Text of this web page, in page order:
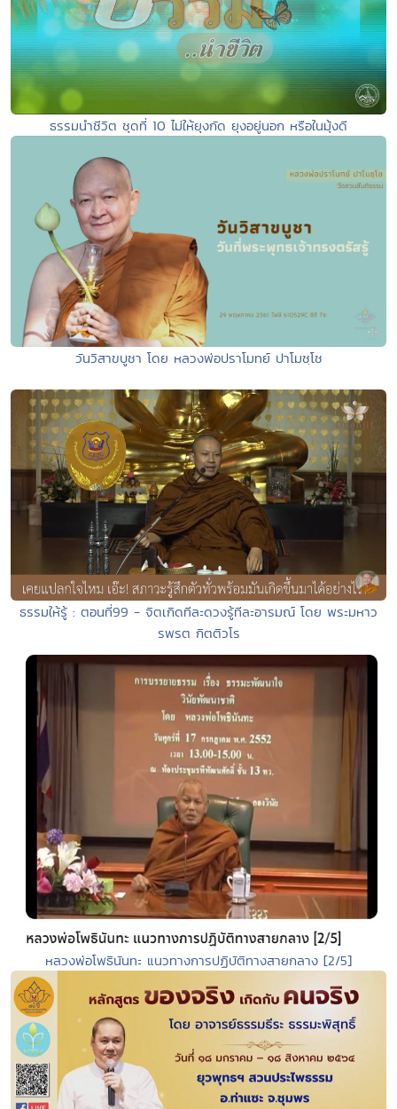
ธรรมนำชีวิต ชุดที่ 10 ไม่ให้ยุงกัด ยุงอยู่นอก หรือในมุ้งดี
วันวิสาขบูชา โดย หลวงพ่อปราโมทย์ ปาโมชฺโช
ธรรมให้รู้ : ตอนที่99 - จิตเกิดทีละดวงรู้ทีละอารมณ์ โดย พระมหาว
รพรต กิตติวโร
หลวงพ่อโพธินันทะ แนวทางการปฏิบัติทางสายกลาง [2/5]